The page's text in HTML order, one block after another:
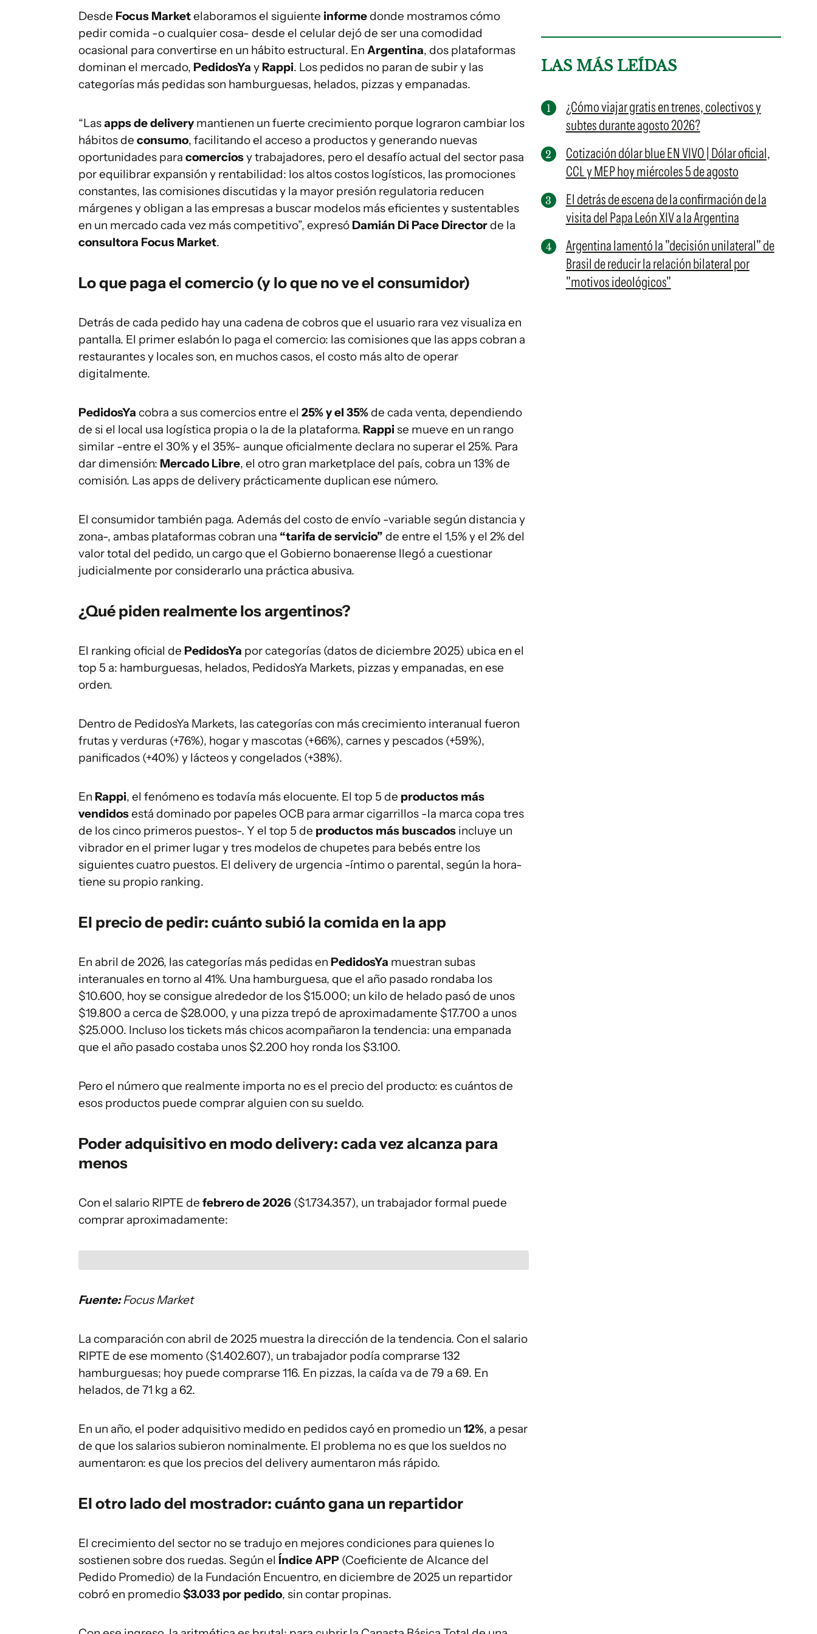
Desde Focus Marketelaboramos el siguiente informedonde mostramos cómo
pedir comida -o cualquier cosa- desde el celular dejó de ser una comodidad
ocasional para convertirse en un hábito estructural. En Argentina, dos plataformas
dominan el mercado, PedidosYa yRappi. Los pedidos no paran de subir y las
categorías más pedidas son hamburguesas, helados, pizzas y empanadas.
“Lasapps de deliverymantienen un fuerte crecimiento porque lograron cambiar los
hábitos de consumo, facilitando el acceso a productos y generando nuevas
oportunidades para comerciosy trabajadores, pero el desafío actual del sector pasa
por equilibrar expansión y rentabilidad: los altos costos logísticos, las promociones
constantes, las comisiones discutidas y la mayor presión regulatoria reducen
márgenes y obligan a las empresas a buscar modelos más eficientes y sustentables
en un mercado cada vez más competitivo”, expresó Damián Di Pace Directorde la
consultora Focus Market.
Lo que paga el comercio (y lo que no ve el consumidor)
Detrás de cada pedido hay una cadena de cobros que el usuario rara vez visualiza en
pantalla. El primer eslabón lo paga el comercio: las comisiones que las apps cobran a
restaurantes y locales son, en muchos casos, el costo más alto de operar
digitalmente.
PedidosYa cobra a sus comercios entre el 25% y el 35%de cada venta, dependiendo
de si el local usa logística propia o la de la plataforma. Rappi se mueve en un rango
similar -entre el 30% y el 35%- aunque oficialmente declara no superar el 25%. Para
dar dimensión: Mercado Libre, el otro gran marketplace del país, cobra un 13% de
comisión. Las apps de delivery prácticamente duplican ese número.
El consumidor también paga. Además del costo de envío -variable según distancia y
zona-, ambas plataformas cobran una “tarifa de servicio” de entre el 1,5% y el 2% del
valor total del pedido, un cargo que el Gobierno bonaerense llegó a cuestionar
judicialmente por considerarlo una práctica abusiva.
¿Qué piden realmente los argentinos?
El ranking oficial de PedidosYa por categorías (datos de diciembre 2025) ubica en el
top 5 a: hamburguesas, helados, PedidosYa Markets, pizzas y empanadas, en ese
orden.
Dentro de PedidosYa Markets, las categorías con más crecimiento interanual fueron
frutas y verduras (+76%), hogar y mascotas (+66%), carnes y pescados (+59%),
panificados (+40%) y lácteos y congelados (+38%).
En Rappi, el fenómeno es todavía más elocuente. El top 5 de productos más
vendidosestá dominado por papeles OCB para armar cigarrillos -la marca copa tres
de los cinco primeros puestos-. Y el top 5 de productos más buscados incluye un
vibrador en el primer lugar y tres modelos de chupetes para bebés entre los
siguientes cuatro puestos. El delivery de urgencia -íntimo o parental, según la hora-
tiene su propio ranking.
El precio de pedir: cuánto subió la comida en la app
En abril de 2026, las categorías más pedidas en PedidosYa muestran subas
interanuales en torno al 41%. Una hamburguesa, que el año pasado rondaba los
$10.600, hoy se consigue alrededor de los $15.000; un kilo de helado pasó de unos
$19.800 a cerca de $28.000, y una pizza trepó de aproximadamente $17.700 a unos
$25.000. Incluso los tickets más chicos acompañaron la tendencia: una empanada
que el año pasado costaba unos $2.200 hoy ronda los $3.100.
Pero el número que realmente importa no es el precio del producto: es cuántos de
esos productos puede comprar alguien con su sueldo.
Poder adquisitivo en modo delivery: cada vez alcanza para
menos
Con el salario RIPTE de febrero de 2026 ($1.734.357), un trabajador formal puede
comprar aproximadamente:
Fuente:Focus Market
La comparación con abril de 2025 muestra la dirección de la tendencia. Con el salario
RIPTE de ese momento ($1.402.607), un trabajador podía comprarse 132
hamburguesas; hoy puede comprarse 116. En pizzas, la caída va de 79 a 69. En
helados, de 71 kg a 62.
En un año, el poder adquisitivo medido en pedidos cayó en promedio un 12%, a pesar
de que los salarios subieron nominalmente. El problema no es que los sueldos no
aumentaron: es que los precios del delivery aumentaron más rápido.
El otro lado del mostrador: cuánto gana un repartidor
El crecimiento del sector no se tradujo en mejores condiciones para quienes lo
sostienen sobre dos ruedas. Según el Índice APP (Coeficiente de Alcance del
Pedido Promedio) de la Fundación Encuentro, en diciembre de 2025 un repartidor
cobró en promedio$3.033 por pedido, sin contar propinas.
LAS MÁS LEÍDAS
¿Cómo viajar gratis en trenes, colectivos y
subtes durante agosto 2026?
Cotización dólar blue EN VIVO | Dólar oficial,
CCL y MEP hoy miércoles 5 de agosto
El detrás de escena de la confirmación de la
visita del Papa León XIV a la Argentina
Argentina lamentó la "decisión unilateral" de
Brasil de reducir la relación bilateral por
"motivos ideológicos"